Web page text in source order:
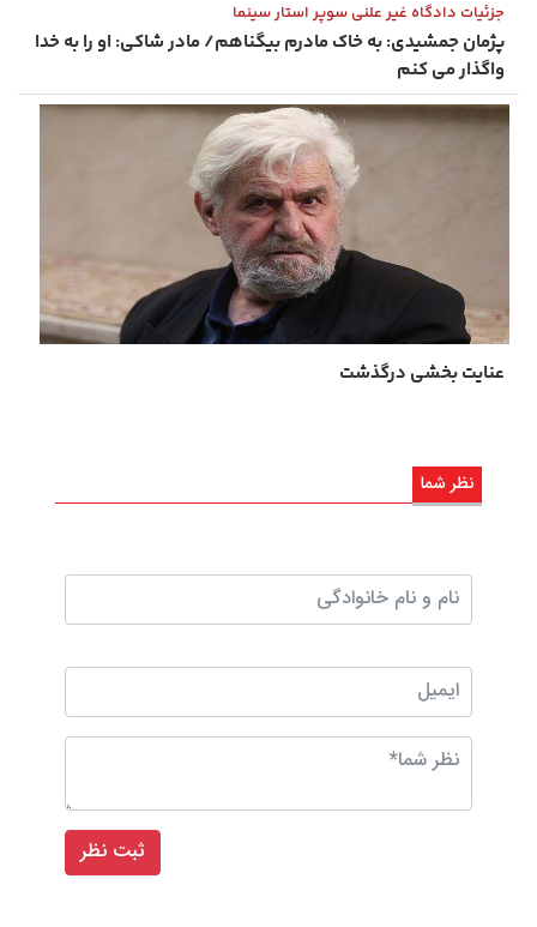
جزئیات دادگاه غیر علنی سوپر استار سینما
پژمان جمشیدی: به خاک مادرم بیگناهم/ مادر شاکی: او را به خدا
واگذار می کنم
عنایت بخشی درگذشت
نظر شما